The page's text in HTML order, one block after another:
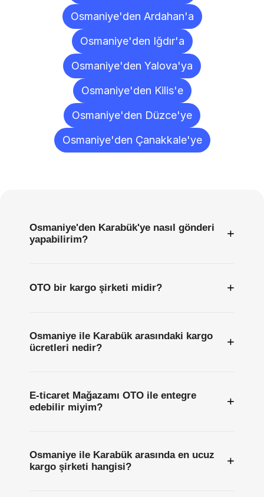
Osmaniye'den Ardahan'a
Osmaniye'den Iğdır'a
Osmaniye'den Yalova'ya
Osmaniye'den Kilis'e
Osmaniye'den Düzce'ye
Osmaniye'den Çanakkale'ye
Osmaniye'den Karabük'ye nasıl gönderi
yapabilirim?
+
OTO bir kargo şirketi midir? +
Osmaniye ile Karabük arasındaki kargo
ücretleri nedir?
+
E-ticaret Mağazamı OTO ile entegre
edebilir miyim?
+
Osmaniye ile Karabük arasında en ucuz
kargo şirketi hangisi?
+